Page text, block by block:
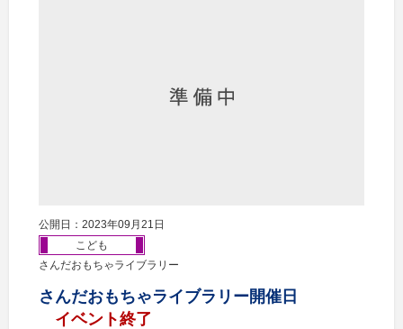
公開日：2023年09月21日
こども
さんだおもちゃライブラリー
さんだおもちゃライブラリー開催日
イベント終了